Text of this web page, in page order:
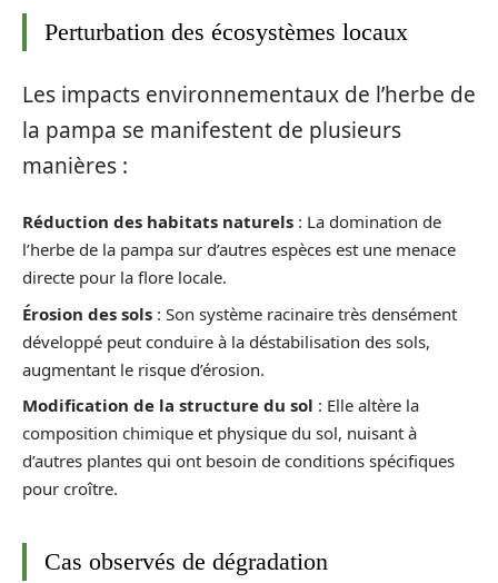
Perturbation des écosystèmes locaux
Les impacts environnementaux de l’herbe de
la pampa se manifestent de plusieurs
manières :
Réduction des habitats naturels : La domination de
l’herbe de la pampa sur d’autres espèces est une menace
directe pour la flore locale.
Érosion des sols : Son système racinaire très densément
développé peut conduire à la déstabilisation des sols,
augmentant le risque d’érosion.
Modification de la structure du sol : Elle altère la
composition chimique et physique du sol, nuisant à
d’autres plantes qui ont besoin de conditions spécifiques
pour croître.
Cas observés de dégradation